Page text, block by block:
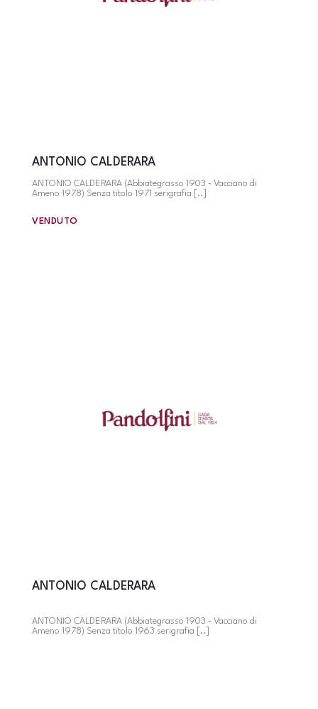
ANTONIO CALDERARA
ANTONIO CALDERARA (Abbiategrasso 1903 - Vacciano di
Ameno 1978) Senza titolo 1971 serigrafia [..]
VENDUTO
ANTONIO CALDERARA
ANTONIO CALDERARA (Abbiategrasso 1903 - Vacciano di
Ameno 1978) Senza titolo 1963 serigrafia [..]